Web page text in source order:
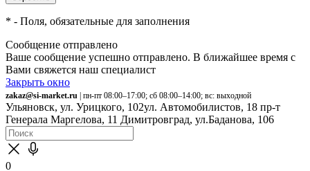
* - Поля, обязательные для заполнения
Сообщение отправлено
Ваше сообщение успешно отправлено. В ближайшее время с
Вами свяжется наш специалист
Закрыть окно
zakaz@si-market.ru | пн-пт 08:00–17:00; сб 08:00–14:00; вс: выходной
Ульяновск, ул. Урицкого, 102ул. Автомобилистов, 18 пр-т
Генерала Маргелова, 11 Димитровград, ул.Баданова, 106
0